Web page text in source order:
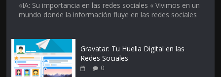
«IA: Su importancia en las redes sociales « Vivimos en un
mundo donde la información fluye en las redes sociales
Gravatar: Tu Huella Digital en las
Redes Sociales
0